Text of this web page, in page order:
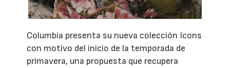
Columbia presenta su nueva colección Icons
con motivo del inicio de la temporada de
primavera, una propuesta que recupera